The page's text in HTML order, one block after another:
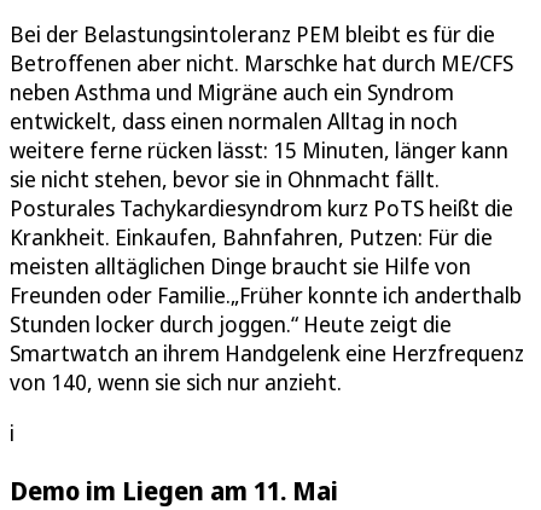
Bei der Belastungsintoleranz PEM bleibt es für die
Betroffenen aber nicht. Marschke hat durch ME/CFS
neben Asthma und Migräne auch ein Syndrom
entwickelt, dass einen normalen Alltag in noch
weitere ferne rücken lässt: 15 Minuten, länger kann
sie nicht stehen, bevor sie in Ohnmacht fällt.
Posturales Tachykardiesyndrom kurz PoTS heißt die
Krankheit. Einkaufen, Bahnfahren, Putzen: Für die
meisten alltäglichen Dinge braucht sie Hilfe von
Freunden oder Familie.„Früher konnte ich anderthalb
Stunden locker durch joggen.“ Heute zeigt die
Smartwatch an ihrem Handgelenk eine Herzfrequenz
von 140, wenn sie sich nur anzieht.
i
Demo im Liegen am 11. Mai